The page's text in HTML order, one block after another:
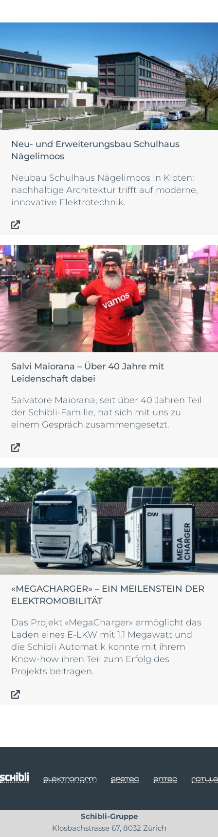
Neu- und Erweiterungsbau Schulhaus
Nägelimoos
Neubau Schulhaus Nägelimoos in Kloten:
nachhaltige Architektur trifft auf moderne,
innovative Elektrotechnik.
Salvi Maiorana – Über 40 Jahre mit
Leidenschaft dabei
Salvatore Maiorana, seit über 40 Jahren Teil
der Schibli-Familie, hat sich mit uns zu
einem Gespräch zusammengesetzt.
«MEGACHARGER» – EIN MEILENSTEIN DER
ELEKTROMOBILITÄT
Das Projekt «MegaCharger» ermöglicht das
Laden eines E-LKW mit 1.1 Megawatt und
die Schibli Automatik konnte mit ihrem
Know-how ihren Teil zum Erfolg des
Projekts beitragen.
Schibli-Gruppe
Klosbachstrasse 67, 8032 Zürich